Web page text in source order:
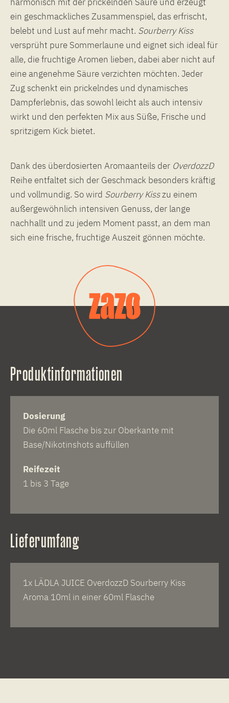
ein geschmackliches Zusammenspiel, das erfrischt,
belebt und Lust auf mehr macht. Sourberry Kiss
versprüht pure Sommerlaune und eignet sich ideal für
alle, die fruchtige Aromen lieben, dabei aber nicht auf
eine angenehme Säure verzichten möchten. Jeder
Zug schenkt ein prickelndes und dynamisches
Dampferlebnis, das sowohl leicht als auch intensiv
wirkt und den perfekten Mix aus Süße, Frische und
spritzigem Kick bietet.
Dank des überdosierten Aromaanteils der OverdozzD
Reihe entfaltet sich der Geschmack besonders kräftig
und vollmundig. So wird Sourberry Kisszu einem
außergewöhnlich intensiven Genuss, der lange
nachhallt und zu jedem Moment passt, an dem man
sich eine frische, fruchtige Auszeit gönnen möchte.
Produktinformationen
Dosierung
Die 60ml Flasche bis zur Oberkante mit
Base/Nikotinshots auffüllen
Reifezeit
1 bis 3 Tage
Lieferumfang
1x LÄDLA JUICE OverdozzD Sourberry Kiss
Aroma 10ml in einer 60ml Flasche